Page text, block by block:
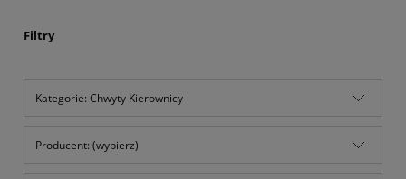
Filtry
Kategorie: Chwyty Kierownicy
Producent: (wybierz)